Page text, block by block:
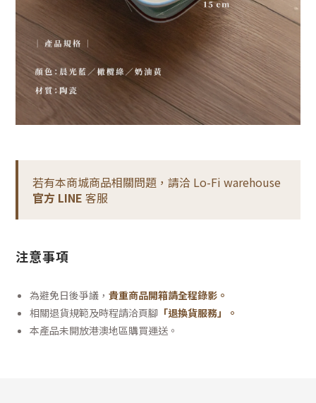
若有本商城商品相關問題，請洽 Lo-Fi warehouse
官方 LINE 客服
注意事項
為避免日後爭議， 貴重商品開箱請全程錄影。
相關退貨規範及時程請洽頁腳 「退換貨服務」
。
本產品未開放港澳地區購買運送。